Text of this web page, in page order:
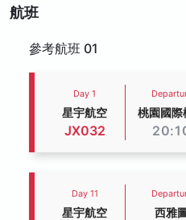
航班
參考航班 01
Day 1
星宇航空
JX032
桃園國際
Day 11
星宇航空 西雅圖